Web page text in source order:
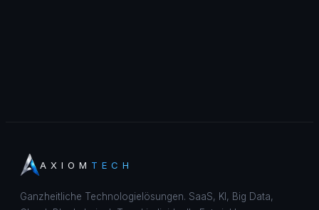
AXIOM TECH
Ganzheitliche Technologielösungen. SaaS, KI, Big Data,